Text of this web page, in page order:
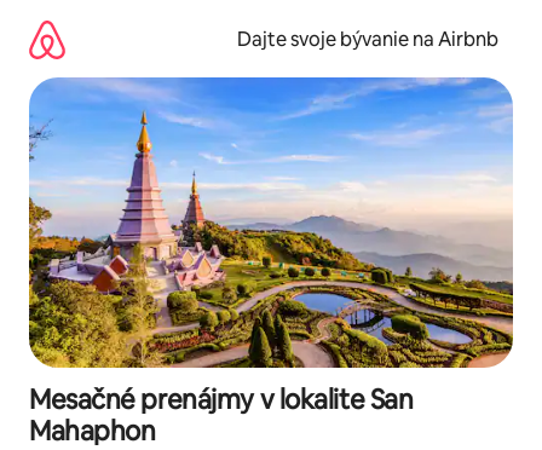
obsah.
Dajte svoje bývanie na Airbnb
Mesačné prenájmy v lokalite San
Mahaphon